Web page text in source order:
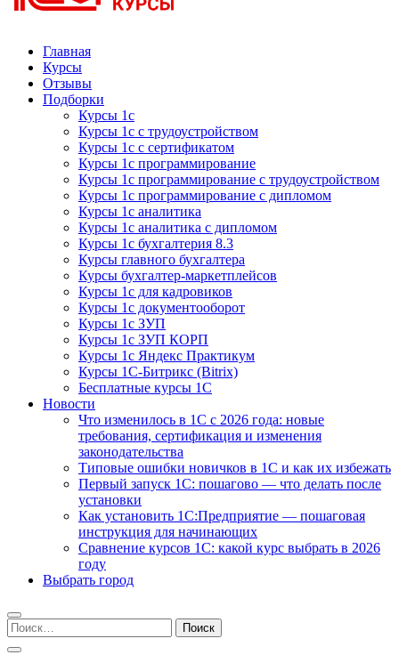
Курсы 1С
Курсы 1С официальная сертификация
Главная
Курсы
Отзывы
Подборки
Курсы 1с
Курсы 1с с трудоустройством
Курсы 1с с сертификатом
Курсы 1с программирование
Курсы 1с программирование с трудоустройством
Курсы 1с программирование с дипломом
Курсы 1с аналитика
Курсы 1с аналитика с дипломом
Курсы 1с бухгалтерия 8.3
Курсы главного бухгалтера
Курсы бухгалтер-маркетплейсов
Курсы 1с для кадровиков
Курсы 1с документооборот
Курсы 1с ЗУП
Курсы 1с ЗУП КОРП
Курсы 1с Яндекс Практикум
Курсы 1С-Битрикс (Bitrix)
Бесплатные курсы 1С
Новости
Что изменилось в 1С с 2026 года: новые
требования, сертификация и изменения
законодательства
Типовые ошибки новичков в 1С и как их избежать
Первый запуск 1С: пошагово — что делать после
установки
Как установить 1С:Предприятие — пошаговая
инструкция для начинающих
Сравнение курсов 1С: какой курс выбрать в 2026
году
Выбрать город
Найти: